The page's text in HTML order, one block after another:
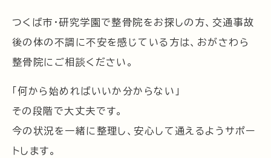
つくば市・研究学園で整骨院をお探しの方、交通事故
後の体の不調に不安を感じている方は、おがさわら
整骨院にご相談ください。
「何から始めればいいか分からない」
その段階で大丈夫です。
今の状況を一緒に整理し、安心して通えるようサポー
トします。